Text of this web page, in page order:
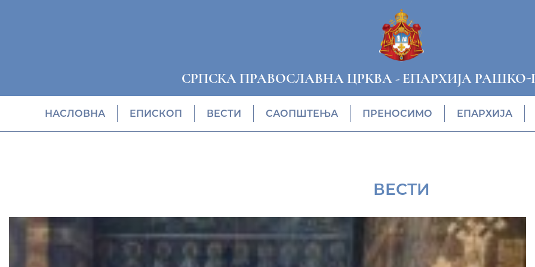
СРПСКА ПРАВОСЛАВНА ЦРКВА- ЕПАРХИЈА
НАСЛОВНА EПИСКОП ВЕСТИ САОПШТЕЊА ПРЕНОСИМО ЕПАРХИЈА
ВЕСТИ